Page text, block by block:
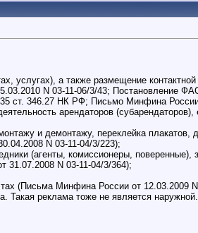
а также размещение
N 03-11-06/3/43; Постановление
ст. 346.27 НК РФ; Письмо Минфина
арендаторов
и демонтажу, переклейка плакатов,
N 03-11-04/3/223);
(агенты, комиссионеры,
31.07.2008 N 03-11-04/3/364);
(Письма Минфина России от 12.03.2009
Такая реклама тоже не является наружной.